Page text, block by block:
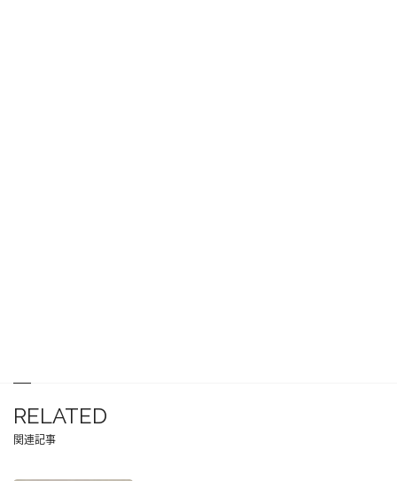
RELATED
関連記事